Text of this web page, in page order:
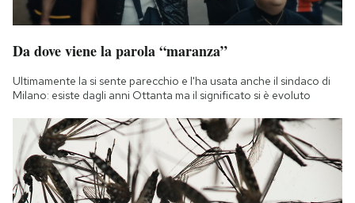
Da dove viene la parola “maranza”
Ultimamente la si sente parecchio e l'ha usata anche il sindaco di
Milano: esiste dagli anni Ottanta ma il significato si è evoluto